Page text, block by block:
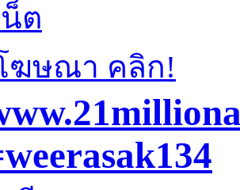
ต
ฆษณา คลิก!